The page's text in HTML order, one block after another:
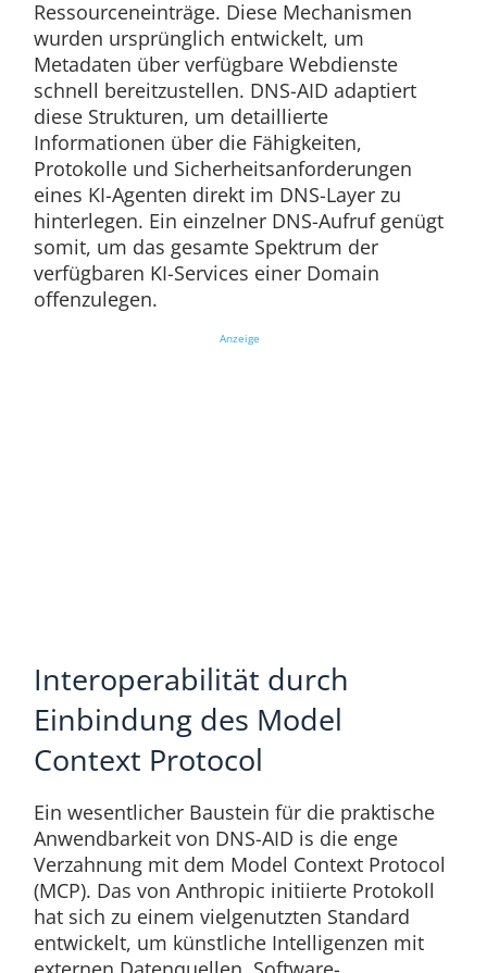
Ressourceneinträge. Diese Mechanismen
wurden ursprünglich entwickelt, um
Metadaten über verfügbare Webdienste
schnell bereitzustellen. DNS-AID adaptiert
diese Strukturen, um detaillierte
Informationen über die Fähigkeiten,
Protokolle und Sicherheitsanforderungen
eines KI-Agenten direkt im DNS-Layer zu
hinterlegen. Ein einzelner DNS-Aufruf genügt
somit, um das gesamte Spektrum der
verfügbaren KI-Services einer Domain
offenzulegen.
Anzeige
Interoperabilität durch
Einbindung des Model
Context Protocol
Ein wesentlicher Baustein für die praktische
Anwendbarkeit von DNS-AID is die enge
Verzahnung mit dem Model Context Protocol
(MCP). Das von Anthropic initiierte Protokoll
hat sich zu einem vielgenutzten Standard
entwickelt, um künstliche Intelligenzen mit